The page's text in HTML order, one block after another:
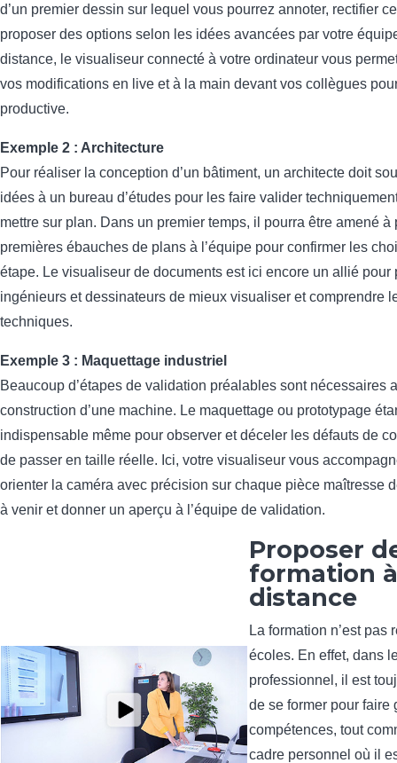
d’un premier dessin sur lequel vous pourrez annoter, rectifier
proposer des options selon les idées avancées par votre
distance, le visualiseur connecté à votre ordinateur vous
vos modifications en live et à la main devant vos collègues
productive.
Exemple 2 : Architecture
Pour réaliser la conception d’un bâtiment, un architecte doit
idées à un bureau d’études pour les faire valider
mettre sur plan. Dans un premier temps, il pourra être amené à
premières ébauches de plans à l’équipe pour confirmer les
étape. Le visualiseur de documents est ici encore un allié pour
ingénieurs et dessinateurs de mieux visualiser et comprendre
techniques.
Exemple 3 : Maquettage industriel
Beaucoup d’étapes de validation préalables sont nécessaires
construction d’une machine. Le maquettage ou prototypage
indispensable même pour observer et déceler les défauts de
de passer en taille réelle. Ici, votre visualiseur vous
orienter la caméra avec précision sur chaque pièce maîtresse
à venir et donner un aperçu à l’équipe de validation.
Proposer
formation à
distance
La formation n’est pas
écoles. En effet, dans
professionnel, il est
de se former pour faire
compétences, tout
cadre personnel où il